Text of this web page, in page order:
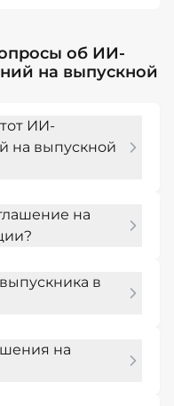
об ИИ-
на выпускной
ИИ-
на выпускной
ИИ-кредиты
тариф для
на
на выпускной с
без
Edit), чтобы
надписи,
в
класса и
на